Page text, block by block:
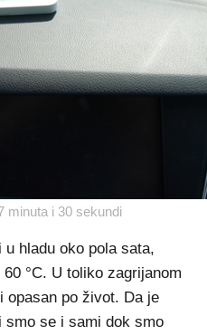
minuta i 30 sekundi
hladu oko pola sata,
°C. U toliko zagrijanom
opasan po život. Da je
smo se i sami dok smo